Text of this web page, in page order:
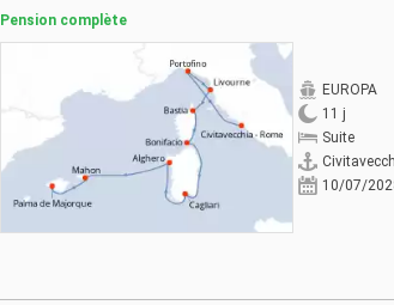
Pension complète
EUROPA
11 j
Suite
10/07/